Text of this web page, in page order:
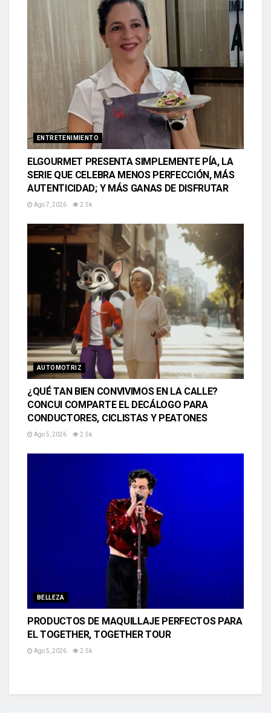
ENTRETENIMIENTO
ELGOURMET PRESENTA SIMPLEMENTE PÍA, LA
SERIE QUE CELEBRA MENOS PERFECCIÓN, MÁS
AUTENTICIDAD; Y MÁS GANAS DE DISFRUTAR
Ago 7, 2026 2.5k
AUTOMOTRIZ
¿QUÉ TAN BIEN CONVIVIMOS EN LA CALLE?
CONCUI COMPARTE EL DECÁLOGO PARA
CONDUCTORES, CICLISTAS Y PEATONES
Ago 5, 2026 2.5k
BELLEZA
PRODUCTOS DE MAQUILLAJE PERFECTOS PARA
EL TOGETHER, TOGETHER TOUR
Ago 5, 2026 2.5k